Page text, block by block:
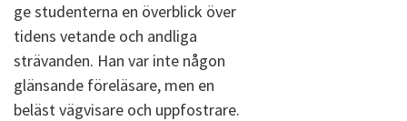
ge studenterna en överblick över
tidens vetande och andliga
strävanden. Han var inte någon
glänsande föreläsare, men en
beläst vägvisare och uppfostrare.